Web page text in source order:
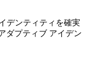
デンティティを確実
ダプティブ アイデン